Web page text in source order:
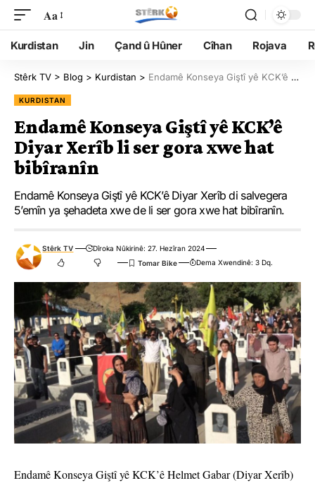
Aa
Kurdistan Jin Çand û Hûner Cîhan Rojava
Stêrk TV > Blog > Kurdistan > Endamê Konseya Giştî yê KCK’ê Diyar Xerîb li ser gora xwe hat bibîranîn
KURDISTAN
Endamê Konseya Giştî yê KCK’ê
Diyar Xerîb li ser gora xwe hat
bibîranîn
Endamê Konseya Giştî yê KCK’ê Diyar Xerîb di salvegera
5’emîn ya şehadeta xwe de li ser gora xwe hat bibîranîn.
Stêrk TV
Dîroka Nûkirinê: 27. Hezîran 2024
Dema Xwendinê: 3 Dq.
Endamê Konseya Giştî yê KCK’ê Helmet Gabar (Diyar Xerîb)